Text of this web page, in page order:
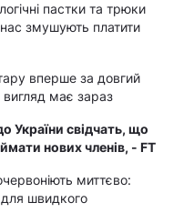
пастки та трюки
змушують платити
вперше за довгий
має зараз
України свідчать, що
нових членів, - FT
миттєво:
швидкого